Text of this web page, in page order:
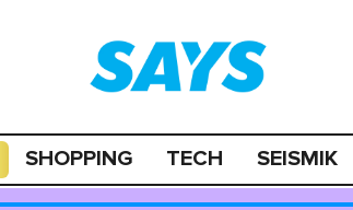
SHOPPING TECH SEISMIK